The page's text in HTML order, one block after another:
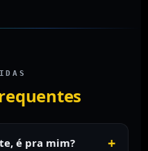
é pra mim?